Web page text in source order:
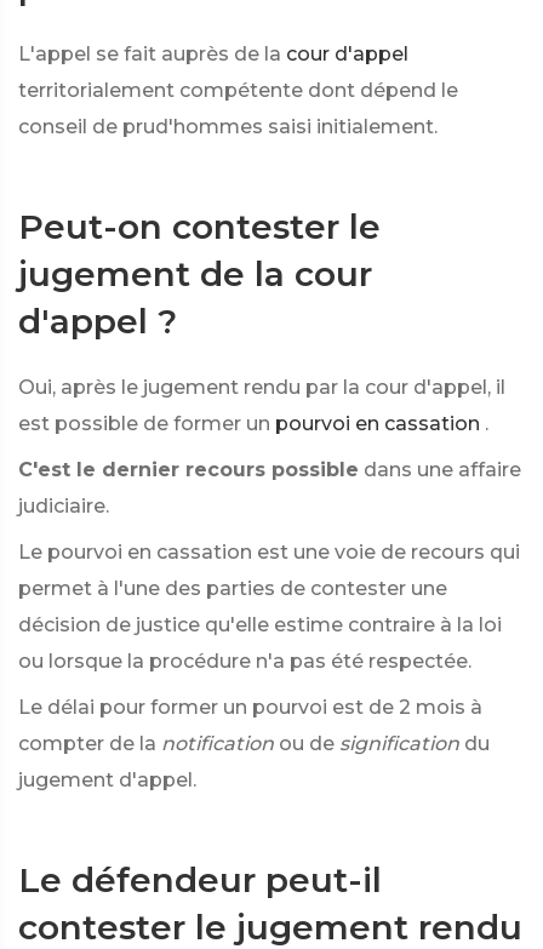
L'appel se fait auprès de la cour d'appel
territorialement compétente dont dépend le
conseil de prud'hommes saisi initialement.
Peut-on contester le
jugement de la cour
d'appel ?
Oui, après le jugement rendu par la cour d'appel, il
est possible de former un pourvoi en cassation .
C'est le dernier recours possible dans une affaire
judiciaire.
Le pourvoi en cassation est une voie de recours qui
permet à l'une des parties de contester une
décision de justice qu'elle estime contraire à la loi
ou lorsque la procédure n'a pas été respectée.
Le délai pour former un pourvoi est de 2 mois à
compter de la notification ou de signification du
jugement d'appel.
Le défendeur peut-il
contester le jugement rendu